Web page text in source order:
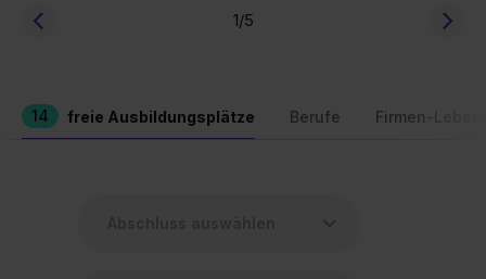
1/5
14 freie Ausbildungsplätze Berufe Firmen-